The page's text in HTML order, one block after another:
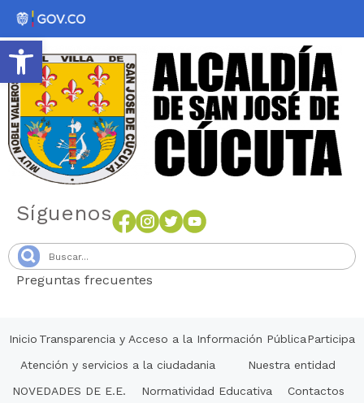
Abrir barra de herramientas
Síguenos
Preguntas frecuentes
Inicio Transparencia y Acceso a la Información PúblicaParticipa
Atención y servicios a la ciudadania
Nuestra entidad
NOVEDADES DE E.E.
Normatividad Educativa Contactos